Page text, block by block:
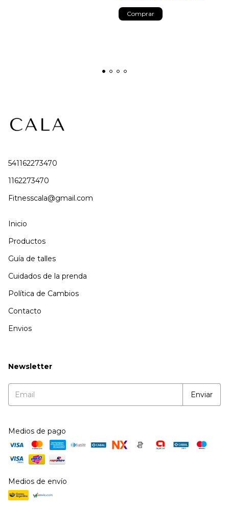
Comprar
541162273470
1162273470
Fitnesscala@gmail.com
Inicio
Productos
Guía de talles
Cuidados de la prenda
Política de Cambios
Contacto
Envios
Newsletter
Medios de pago
Medios de envío